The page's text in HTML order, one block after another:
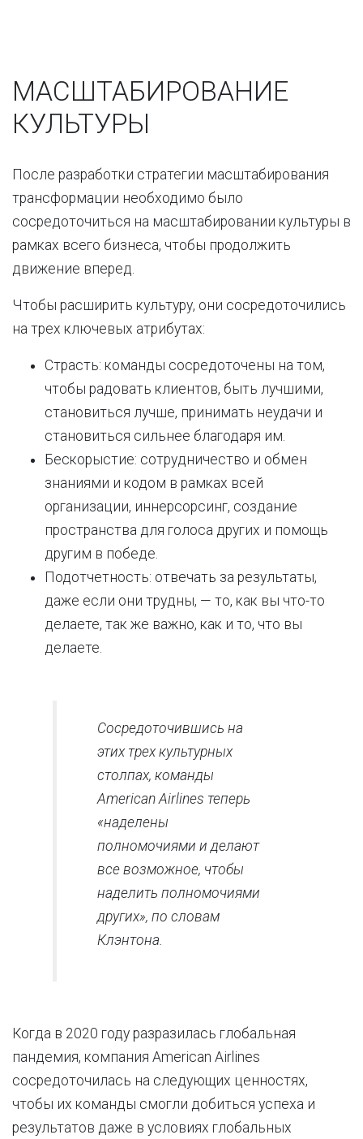
МАСШТАБИРОВАНИЕ
КУЛЬТУРЫ
После разработки стратегии масштабирования
трансформации необходимо было
сосредоточиться на масштабировании культуры в
рамках всего бизнеса, чтобы продолжить
движение вперед.
Чтобы расширить культуру, они сосредоточились
на трех ключевых атрибутах:
Страсть: команды сосредоточены на том,
чтобы радовать клиентов, быть лучшими,
становиться лучше, принимать неудачи и
становиться сильнее благодаря им.
Бескорыстие: сотрудничество и обмен
знаниями и кодом в рамках всей
организации, иннерсорсинг, создание
пространства для голоса других и помощь
другим в победе.
Подотчетность: отвечать за результаты,
даже если они трудны, — то, как вы что-то
делаете, так же важно, как и то, что вы
делаете.
Сосредоточившись на
этих трех культурных
столпах, команды
American Airlines теперь
«наделены
полномочиями и делают
все возможное, чтобы
наделить полномочиями
других», по словам
Клэнтона.
Когда в 2020 году разразилась глобальная
пандемия, компания American Airlines
сосредоточилась на следующих ценностях,
чтобы их команды смогли добиться успеха и
результатов даже в условиях глобальных